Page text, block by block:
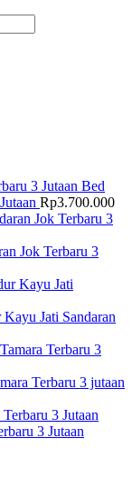
Bed
Rp3.700.000
Jok Terbaru 3
Jati Sandaran
Terbaru 3 jutaan
3 Jutaan